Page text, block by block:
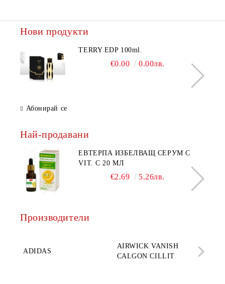
Нови продукти
TERRY EDP 100ml.
€0.00 0.00лв.
Абонирай се
Най-продавани
ЕВТЕРПА ИЗБЕЛВАЩ СЕРУМ С
VIT. C 20 МЛ
€2.69 5.26лв.
Производители
ADIDAS
AIRWICK VANISH
CALGON CILLIT